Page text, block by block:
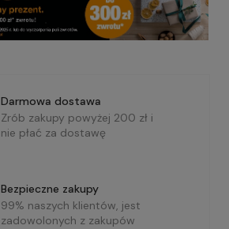
Darmowa dostawa
Zrób zakupy powyżej 200 zł i
nie płać za dostawę
Bezpieczne zakupy
99% naszych klientów, jest
zadowolonych z zakupów